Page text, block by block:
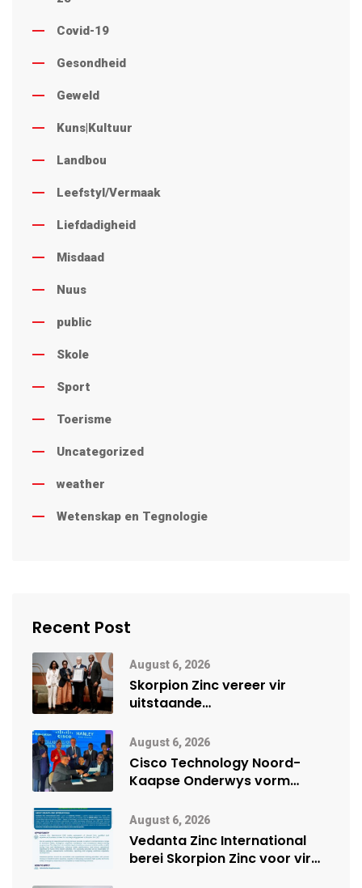
Covid-19
Gesondheid
Geweld
Kuns|Kultuur
Landbou
Leefstyl/Vermaak
Liefdadigheid
Misdaad
Nuus
public
Skole
Sport
Toerisme
Uncategorized
weather
Wetenskap en Tegnologie
Recent Post
August 6, 2026
Skorpion Zinc vereer vir
uitstaande
Namibië Mynbou Ekspo
August 6, 2026
Cisco Technology Noord-
Kaapse Onderwys vorm
vennootskap
August 6, 2026
Vedanta Zinc International
berei Skorpion Zinc voor vir